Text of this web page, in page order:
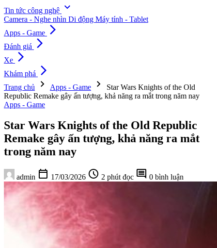
Tin tức công nghệ expand_more
Camera - Nghe nhìn Di động Máy tính - Tablet
Apps - Game arrow_forward_ios
Đánh giá arrow_forward_ios
Xe arrow_forward_ios
Khám phá arrow_forward_ios
Trang chủ chevron_right Apps - Game chevron_right
Star Wars Knights of the Old
Republic Remake gây ấn tượng, khả năng ra mắt trong năm nay
Apps - Game
Star Wars Knights of the Old Republic
Remake gây ấn tượng, khả năng ra mắt
trong năm nay
admin calendar_today 17/03/2026 schedule 2 phút đọc comment 0 bình luận